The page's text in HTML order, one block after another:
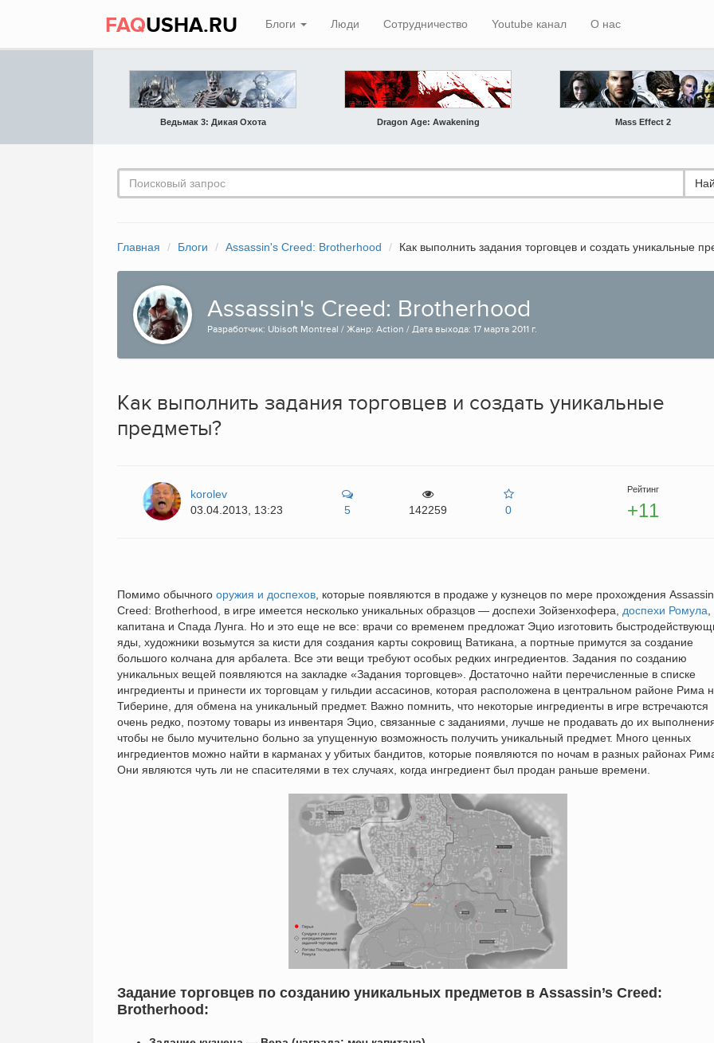
FAQUSHA.RU Блоги Люди Сотрудничество Youtube канал О нас
Ведьмак 3: Дикая Охота Dragon Age: Awakening Mass Effect 2
Главная Блоги Assassin's Creed: Brotherhood Как выполнить задания торговцев и создать уникальные
Assassin's Creed: Brotherhood
Разработчик: Ubisoft Montreal / Жанр: Action / Дата выхода: 17 марта 2011 г.
Как выполнить задания торговцев и создать уникальные
предметы?
korolev
03.04.2013, 13:23
5 142259 0
Рейтинг
+11
Помимо обычного оружия и доспехов , которые появляются в продаже у кузнецов по мере прохождения
Creed: Brotherhood, в игре имеется несколько уникальных образцов — доспехи Зойзенхофера, доспехи Ромула
капитана и Спада Лунга. Но и это еще не все: врачи со временем предложат Эцио изготовить
яды, художники возьмутся за кисти для создания карты сокровищ Ватикана, а портные примутся за создание
большого колчана для арбалета. Все эти вещи требуют особых редких ингредиентов. Задания по созданию
уникальных вещей появляются на закладке «Задания торговцев». Достаточно найти перечисленные в списке
ингредиенты и принести их торговцам у гильдии ассасинов, которая расположена в центральном районе Рима
Тиберине, для обмена на уникальный предмет. Важно помнить, что некоторые ингредиенты в игре встречаются
очень редко, поэтому товары из инвентаря Эцио, связанные с заданиями, лучше не продавать до их
чтобы не было мучительно больно за упущенную возможность получить уникальный предмет. Много ценных
ингредиентов можно найти в карманах у убитых бандитов, которые появляются по ночам в разных районах
Они являются чуть ли не спасителями в тех случаях, когда ингредиент был продан раньше времени.
Задание торговцев по созданию уникальных предметов в Assassin’s Creed:
Brotherhood: